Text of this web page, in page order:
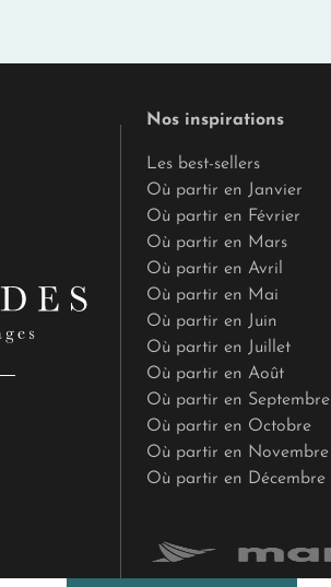
Nos inspirations
Les best-sellers
Où partir en Janvier
Où partir en Février
Où partir en Mars
Où partir en Avril
Où partir en Mai
Où partir en Juin
Où partir en Juillet
Où partir en Août
Où partir en Septembre
Où partir en Octobre
Où partir en Novembre
Où partir en Décembre